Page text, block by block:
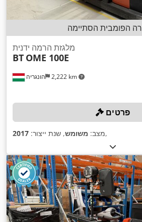
הפומבית הסתיימה
הונגריה 2,222 km
מלגזת הרמה ידנית
BT OME 100E
פרטים
מצב: משומש, שנת ייצור: 2017 ,